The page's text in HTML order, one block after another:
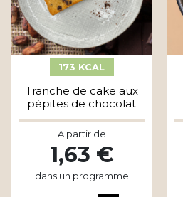
173 KCAL
Tranche de cake aux
pépites de chocolat
A partir de
1,63 €
dans un programme